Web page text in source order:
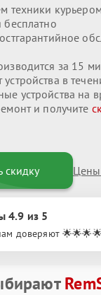
техники курьером
бесплатно
за 15
в
устройства на
и получите
скидку
4.9 из 5
доверяют